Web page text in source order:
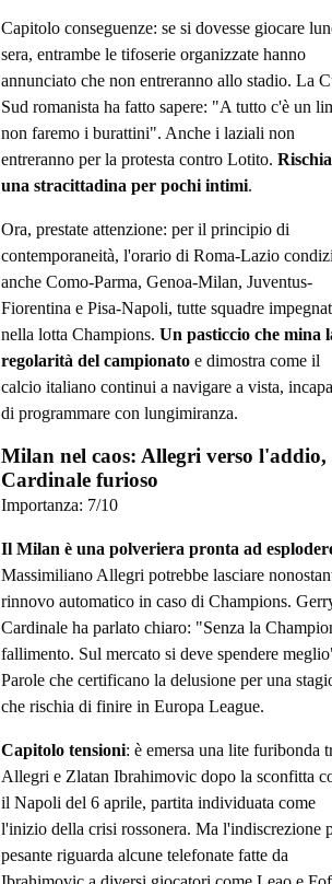
Capitolo conseguenze: se si dovesse giocare
sera, entrambe le tifoserie organizzate hanno
annunciato che non entreranno allo stadio. La
Sud romanista ha fatto sapere: "A tutto c'è un
non faremo i burattini". Anche i laziali non
entreranno per la protesta contro Lotito.
una stracittadina per pochi intimi.
Ora, prestate attenzione: per il principio di
contemporaneità, l'orario di Roma-Lazio
anche Como-Parma, Genoa-Milan, Juventus-
Fiorentina e Pisa-Napoli, tutte squadre
nella lotta Champions. Un pasticcio che mina
regolarità del campionato e dimostra come il
calcio italiano continui a navigare a vista,
di programmare con lungimiranza.
Milan nel caos: Allegri verso l'addio,
Cardinale furioso
Importanza: 7/10
Il Milan è una polveriera pronta ad
Massimiliano Allegri potrebbe lasciare
rinnovo automatico in caso di Champions.
Cardinale ha parlato chiaro: "Senza la
fallimento. Sul mercato si deve spendere
Parole che certificano la delusione per una
che rischia di finire in Europa League.
Capitolo tensioni: è emersa una lite furibonda
Allegri e Zlatan Ibrahimovic dopo la sconfitta
il Napoli del 6 aprile, partita individuata come
l'inizio della crisi rossonera. Ma l'indiscrezione
pesante riguarda alcune telefonate fatte da